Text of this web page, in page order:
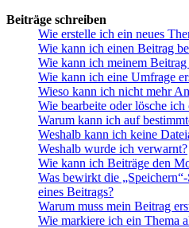
Beiträge schreiben
Wie erstelle ich ein neues
Wie kann ich einen Beitrag
Wie kann ich meinem
Wie kann ich eine Umfrage
Wieso kann ich nicht mehr
Wie bearbeite oder lösche
Warum kann ich auf
Weshalb kann ich keine
Weshalb wurde ich verwarnt?
Wie kann ich Beiträge den
Was bewirkt die
eines Beitrags?
Warum muss mein Beitrag
Wie markiere ich ein Thema